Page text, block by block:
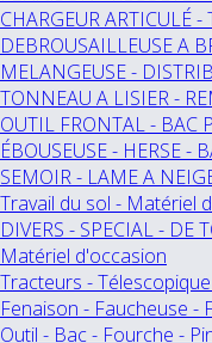
CHARGEUR ARTICULÉ -
DEBROUSAILLEUSE A
MELANGEUSE -
TONNEAU A LISIER -
OUTIL FRONTAL - BAC
ÉBOUSEUSE - HERSE -
SEMOIR - LAME A
Travail du sol - Matériel
DIVERS - SPECIAL - DE
Matériel d'occasion
Tracteurs -
Fenaison - Faucheuse -
Outil - Bac - Fourche -